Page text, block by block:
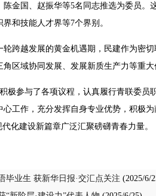
金国、赵振华等5名同志推选为委员
和技能人才界等7个界别。
轮跨越发展的黄金机遇期，民建作为密
区域协同发展、发展新质生产力等重
极参与了各项议程，认真履行青联委
工作，充分发挥自身专业优势，积极
化建设新篇章广泛汇聚磅礴青春力量。
毕业生 获新华日报·交汇点关注 (2025/6/